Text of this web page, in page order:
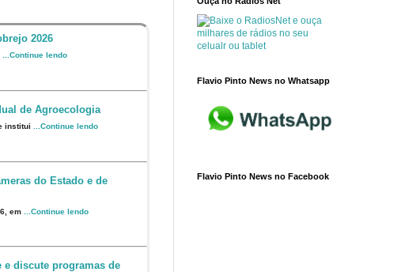
2026
...Continue lendo
de Agroecologia
institui ...Continue lendo
do Estado e de
em ...Continue lendo
discute programas de
Flavio Pinto News no Whatsapp
Flavio Pinto News no Facebook